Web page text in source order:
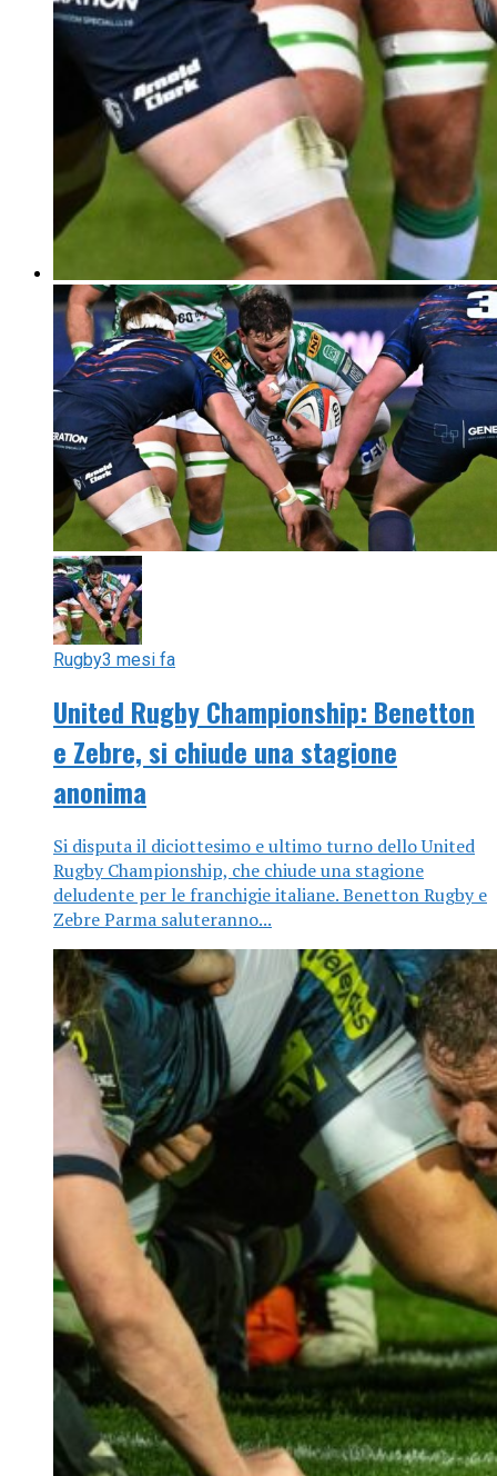
Rugby3 mesi fa
United Rugby Championship: Benetton
e Zebre, si chiude una stagione
anonima
Si disputa il diciottesimo e ultimo turno dello United
Rugby Championship, che chiude una stagione
deludente per le franchigie italiane. Benetton Rugby e
Zebre Parma saluteranno...